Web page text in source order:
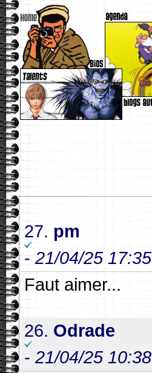
27. pm
- 21/04/25 17:35
Faut aimer...
26. Odrade
- 21/04/25 10:38